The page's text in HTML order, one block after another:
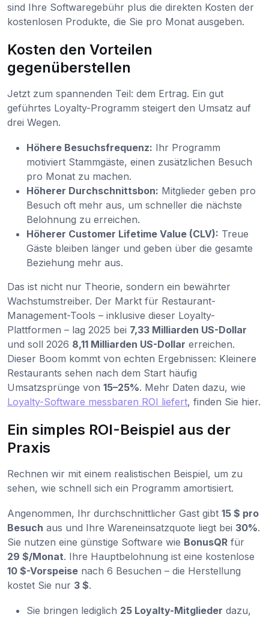
sind Ihre Softwaregebühr plus die direkten Kosten der
kostenlosen Produkte, die Sie pro Monat ausgeben.
Kosten den Vorteilen
gegenüberstellen
Jetzt zum spannenden Teil: dem Ertrag. Ein gut
geführtes Loyalty-Programm steigert den Umsatz auf
drei Wegen.
Höhere Besuchsfrequenz: Ihr Programm
motiviert Stammgäste, einen zusätzlichen Besuch
pro Monat zu machen.
Höherer Durchschnittsbon: Mitglieder geben pro
Besuch oft mehr aus, um schneller die nächste
Belohnung zu erreichen.
Höherer Customer Lifetime Value (CLV): Treue
Gäste bleiben länger und geben über die gesamte
Beziehung mehr aus.
Das ist nicht nur Theorie, sondern ein bewährter
Wachstumstreiber. Der Markt für Restaurant-
Management-Tools – inklusive dieser Loyalty-
Plattformen – lag 2025 bei 7,33 Milliarden US-Dollar
und soll 2026 8,11 Milliarden US-Dollar erreichen.
Dieser Boom kommt von echten Ergebnissen: Kleinere
Restaurants sehen nach dem Start häufig
Umsatzsprünge von 15–25%. Mehr Daten dazu, wie
Loyalty-Software messbaren ROI liefert, finden Sie hier.
Ein simples ROI-Beispiel aus der
Praxis
Rechnen wir mit einem realistischen Beispiel, um zu
sehen, wie schnell sich ein Programm amortisiert.
Angenommen, Ihr durchschnittlicher Gast gibt 15 $ pro
Besuch aus und Ihre Wareneinsatzquote liegt bei 30%.
Sie nutzen eine günstige Software wie BonusQR für
29 $/Monat. Ihre Hauptbelohnung ist eine kostenlose
10 $-Vorspeise nach 6 Besuchen – die Herstellung
kostet Sie nur 3 $.
Sie bringen lediglich 25 Loyalty-Mitglieder dazu,